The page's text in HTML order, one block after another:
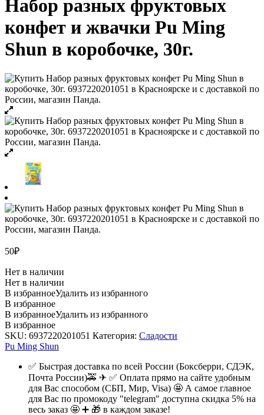
Набор разных фруктовых
конфет и жвачки Pu Ming
Shun в коробочке, 30г.
50₽
Нет в наличии
Нет в наличии
В избранноеУдалить из избранного
В избранное
В избранноеУдалить из избранного
В избранное
SKU: 6937220201051 Категория: Сладости
Pu Ming Shun
✅ Быстрая доставка по всей России (Боксберри, СДЭК,
Почта России)🚕 ✈ ✅ Оплата прямо на сайте удобным
для Вас способом (СБП, Мир, Visa) 🤩 А самое главное
для Вас по промокоду "telegram" доступна скидка 5% на
весь заказ 🤩 ➕ 🎁 в каждом заказе!